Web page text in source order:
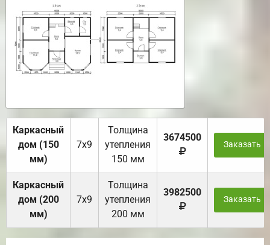
Каркасный
дом (150
мм)
7х9
Толщина
утепления
150 мм
3674500
Заказать
Каркасный
дом (200
мм)
7х9
Толщина
утепления
200 мм
3982500
Заказать